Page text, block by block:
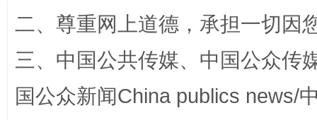
二、尊重网上道德，承担一切因
三、中国公共传媒、中国公众传
国公众新闻China publics news/